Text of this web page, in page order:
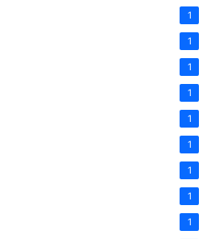
1
1
1
1
1
1
1
1
1